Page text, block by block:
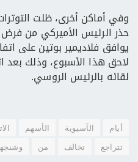
وفي أماكن أخرى، ظلت
حذر الرئيس الأميركي من فرض
يوافق فلاديمير بوتين على
لاحق هذا الأسبوع، وذلك بعد
لقائه بالرئيس الروسي.
أيام الآسيوية الأسهم
تتراجع
تخالف من